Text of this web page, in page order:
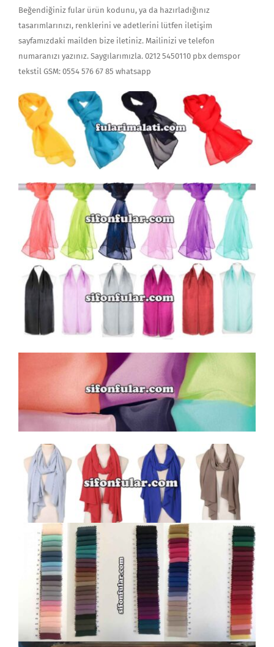
Beğendiğiniz fular ürün kodunu, ya da hazırladığınız
tasarımlarınızı, renklerini ve adetlerini lütfen iletişim
sayfamızdaki mailden bize iletiniz. Mailinizi ve telefon
numaranızı yazınız. Saygılarımızla. 0212 5450110 pbx demspor
tekstil GSM: 0554 576 67 85 whatsapp